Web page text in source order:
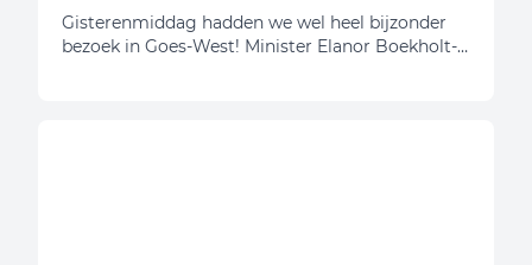
Gisterenmiddag hadden we wel heel bijzonder
bezoek in Goes-West! Minister Elanor Boekholt-